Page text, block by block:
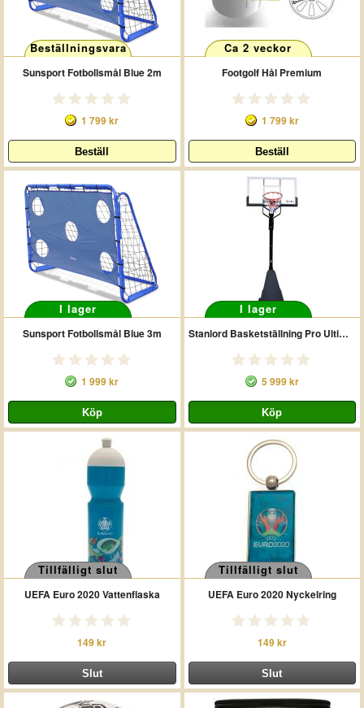
Beställningsvara
Sunsport Fotbollsmål Blue 2m
1 799 kr
Ca 2 veckor
Footgolf Hål Premium
1 799 kr
I lager
Sunsport Fotbollsmål Blue 3m
1 999 kr
I lager
Stanlord Basketställning Pro Ultimate
5 999 kr
Tillfälligt slut
UEFA Euro 2020 Vattenflaska
149 kr
Tillfälligt slut
UEFA Euro 2020 Nyckelring
149 kr